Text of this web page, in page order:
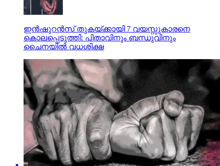
ഇന്‍ഷുറന്‍സ് തുകയ്ക്കായി 7 വയസ്സുകാരനെ
കൊലപ്പെടുത്തി: പിതാവിനും ബന്ധുവിനും
ചൈനയില്‍ വധശിക്ഷ